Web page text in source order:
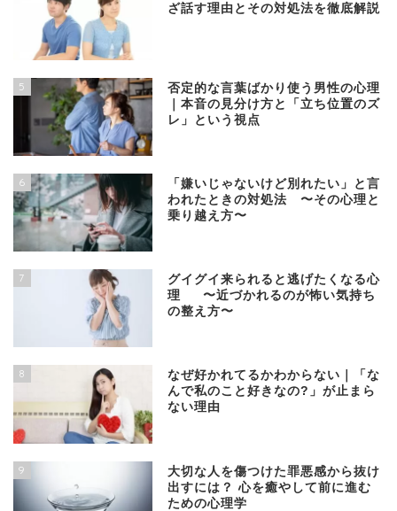
ざ話す理由とその対処法を徹底解説
5
否定的な言葉ばかり使う男性の心理
｜本音の見分け方と「立ち位置のズ
レ」という視点
6
「嫌いじゃないけど別れたい」と言
われたときの対処法 〜その心理と
乗り越え方〜
7
グイグイ来られると逃げたくなる心
理 〜近づかれるのが怖い気持ち
の整え方〜
8
なぜ好かれてるかわからない｜「な
んで私のこと好きなの?」が止まら
ない理由
9
大切な人を傷つけた罪悪感から抜け
出すには？ 心を癒やして前に進む
ための心理学